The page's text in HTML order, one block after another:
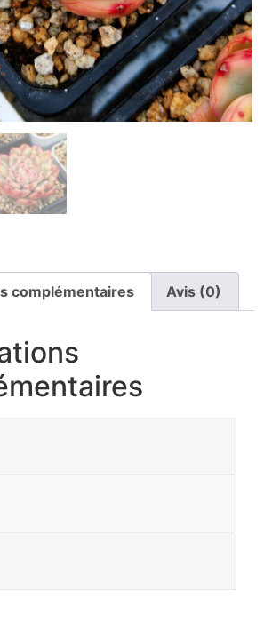
complémentaires Avis (0)